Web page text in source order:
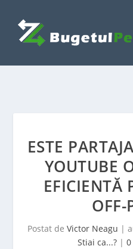
ESTE
YOUTUBE
EFICIENTĂ
OFF-
Postat de Victor Neagu |
Stiai ca...? | 0